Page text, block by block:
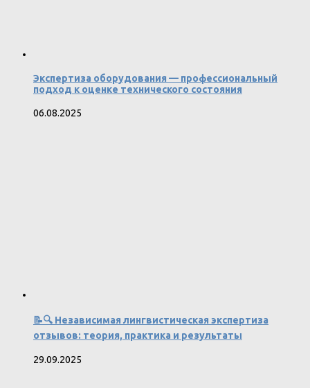
Экспертиза оборудования — профессиональный
подход к оценке технического состояния
06.08.2025
📝🔍 Независимая лингвистическая экспертиза
отзывов: теория, практика и результаты
29.09.2025